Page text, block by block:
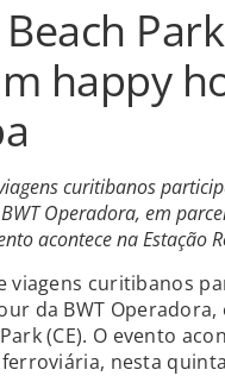
Beach Park
happy
curitibanos
Operadora, em
acontece na Estação
viagens curitibanos
da BWT Operadora,
(CE). O evento
nesta